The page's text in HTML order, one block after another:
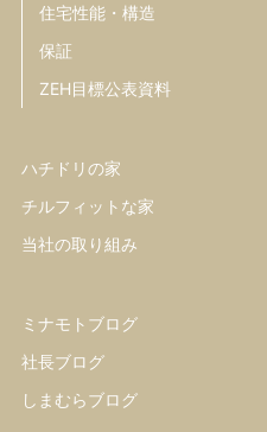
住宅性能・構造
保証
ZEH目標公表資料
ハチドリの家
チルフィットな家
当社の取り組み
ミナモトブログ
社長ブログ
しまむらブログ